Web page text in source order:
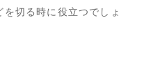
切る時に役立つでしょ